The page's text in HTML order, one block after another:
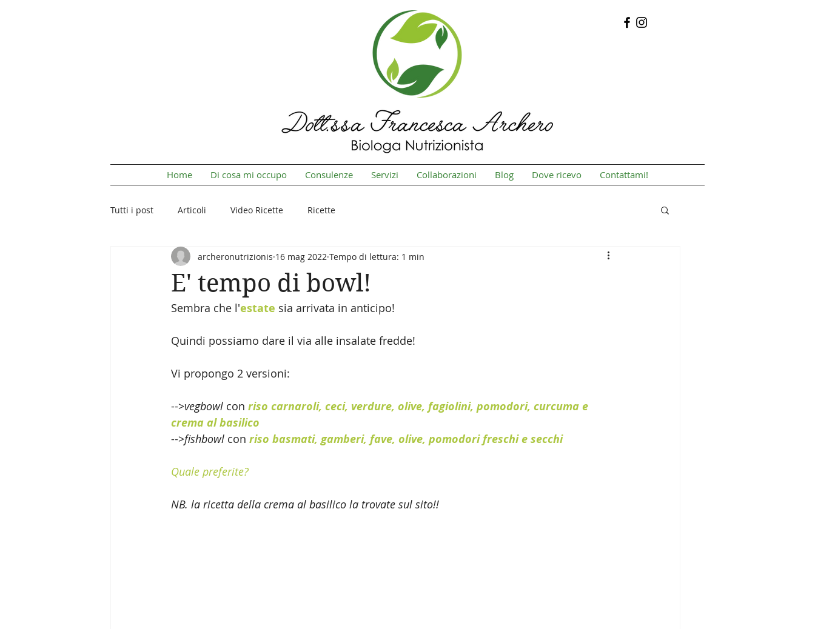
Home Di cosa mi occupo Consulenze Servizi Collaborazioni Blog Dove ricevo Contattami!
Tutti i post Articoli Video Ricette Ricette
E' tempo di bowl!
archeronutrizionis 16 mag 2022 Tempo di lettura: 1 min
Sembra che l'estate sia arrivata in anticipo!
Quindi possiamo dare il via alle insalate fredde!
Vi propongo 2 versioni:
-->vegbowl con riso carnaroli, ceci, verdure, olive, fagiolini, pomodori, curcuma e
crema al basilico
-->fishbowl con riso basmati, gamberi, fave, olive, pomodori freschi e secchi
Quale preferite?
NB. la ricetta della crema al basilico la trovate sul sito!!